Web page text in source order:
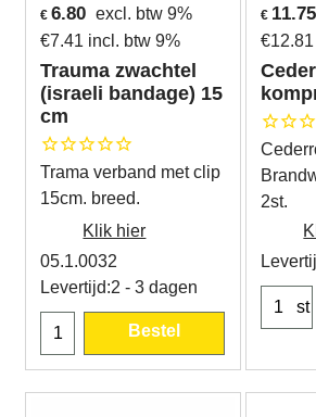
€ 6.80 excl. btw 9%
€7.41 incl. btw 9%
Trauma zwachtel
(israeli bandage) 15
cm
Trama verband met clip
15cm. breed.
Klik hier
05.1.0032
Levertijd:2 - 3 dagen
Bestel
€ 11.75
€12.81
2st.
st